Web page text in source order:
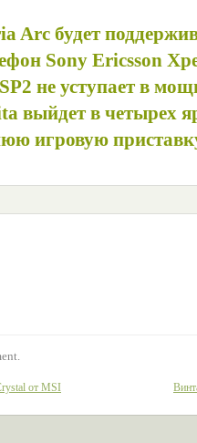
Arc будет
Sony Ericsson
не уступает в
выйдет в четырех
игровую
от MSI